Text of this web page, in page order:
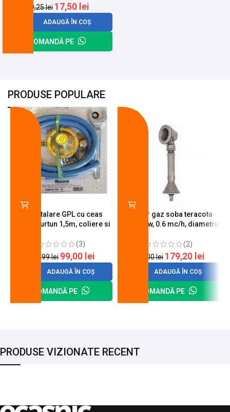
19,25lei 17,50 lei
ADAUGĂ ÎN COȘ
COMANDĂ PE
PRODUSE POPULARE
Kit instalare GPL cu ceas
butelie, furtun 1,5m, coliere si
(3)
120,99lei 99,00 lei
ADAUGĂ ÎN COȘ
COMANDĂ PE
Arzator gaz soba teracota
A600, 6 kw, 0.6 mc/h, diametru
(2)
200,00lei 179,20 lei
ADAUGĂ ÎN COȘ
COMANDĂ PE
PRODUSE VIZIONATE RECENT